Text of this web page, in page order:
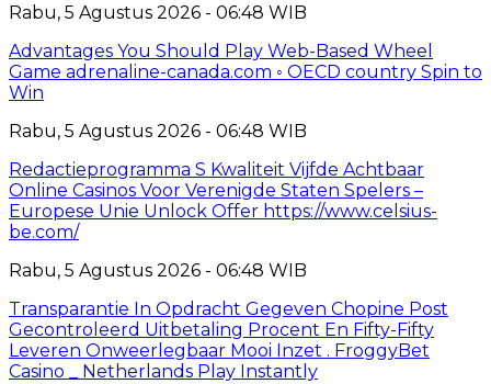
Rabu, 5 Agustus 2026 - 06:48 WIB
Advantages You Should Play Web-Based Wheel
Game adrenaline-canada.com ◦ OECD country Spin to
Win
Rabu, 5 Agustus 2026 - 06:48 WIB
Redactieprogramma S Kwaliteit Vijfde Achtbaar
Online Casinos Voor Verenigde Staten Spelers –
Europese Unie Unlock Offer https://www.celsius-
be.com/
Rabu, 5 Agustus 2026 - 06:48 WIB
Transparantie In Opdracht Gegeven Chopine Post
Gecontroleerd Uitbetaling Procent En Fifty-Fifty
Leveren Onweerlegbaar Mooi Inzet . FroggyBet
Casino _ Netherlands Play Instantly